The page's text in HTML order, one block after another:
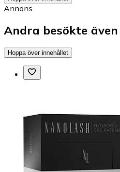
Annons
Andra besökte även
Hoppa över innehållet